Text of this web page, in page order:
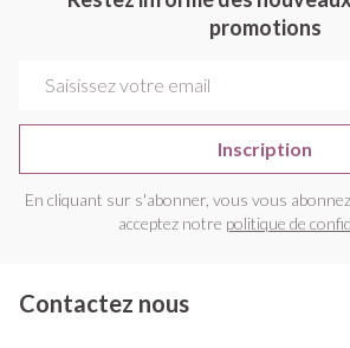
promotions
Inscription
En cliquant sur s'abonner, vous vous
acceptez notre politique de
Contactez nous